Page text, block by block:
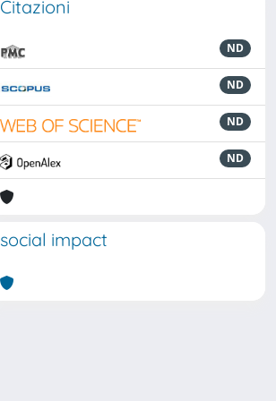
Citazioni
ND
ND
ND
ND
social impact